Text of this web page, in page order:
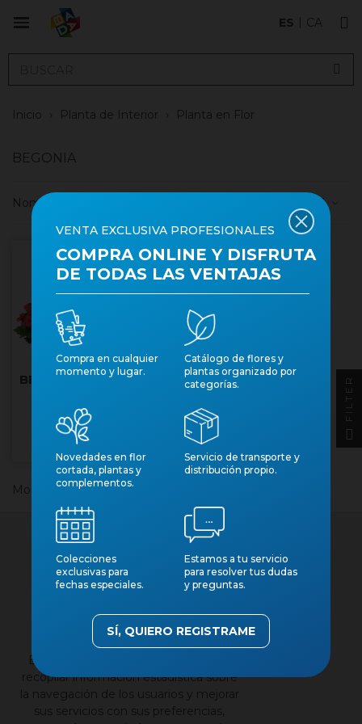
ES CA
Inicio Planta de Interior Planta en Flor
BEGONIA
Nombre, A a Z 1
BEGONIA ELATIOR M14
Núm. art.: 207
Mostrando 1-1 de 1 artículo(s)
Nuestros catálogos
Aviso legal
Política de privacidad
Esta página web utiliza cookies para
recopilar información estadística sobre
la navegación de los usuarios y mejorar
sus servicios con sus preferencias,
×
VENTA EXCLUSIVA PROFESIONALES
COMPRA ONLINE Y DISFRUTA
DE TODAS LAS VENTAJAS
Compra en cualquier
momento y lugar.
Catálogo de flores y
plantas organizado por
categorías.
Novedades en flor
cortada, plantas y
complementos.
Servicio de transporte y
distribución propio.
Colecciones
exclusivas para
fechas especiales.
Estamos a tu servicio
para resolver tus dudas
y preguntas.
SÍ, QUIERO REGISTRAME
FILTER